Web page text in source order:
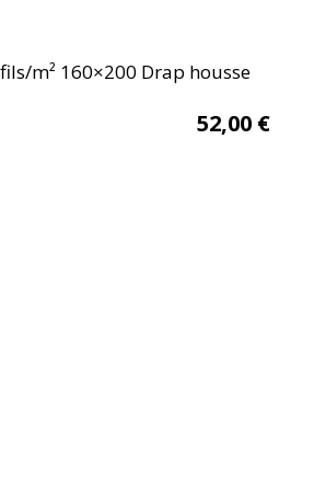
m² 160×200 Drap housse
52,00 €